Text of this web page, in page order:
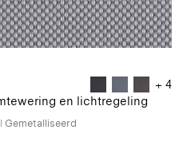
+ 4
en lichtregeling
Gemetalliseerd